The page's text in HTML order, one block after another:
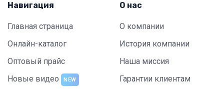
Навигация
Главная страница
Онлайн-каталог
Оптовый прайс
Новые видео
NEW
О нас
О компании
История компании
Наша миссия
Гарантии клиентам